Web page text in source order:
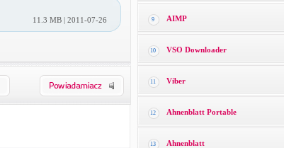
11.3 MB | 2011-07-26 9 AIMP
10 VSO Downloader
11 Viber
12 Ahnenblatt Portable
13 Ahnenblatt